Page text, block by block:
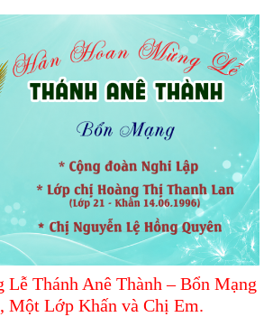
Lễ Thánh Anê Thành – Bổn Mạng
Một Lớp Khấn và Chị Em.